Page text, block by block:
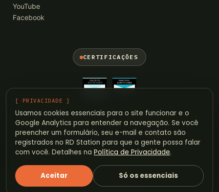
YouTube
Facebook
CERTIFICAÇÕES
BIEM*
© 2026 BIEMA · MARKETING E VENDAS
AGENCIABIEMA.COM.BR
[ PRIVACIDADE ]
Usamos cookies essenciais para o site funcionar e o
Google Analytics para entender a navegação. Se você
preencher um formulário, seu e-mail e contato são
registrados no RD Station para que a gente possa falar
com você. Detalhes na Política de Privacidade.
Aceitar Só os essenciais